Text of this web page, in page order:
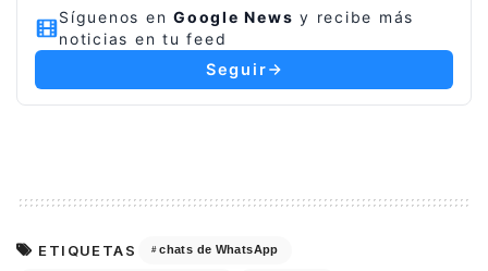
Síguenos en Google News y recibe más
noticias en tu feed
Seguir
ETIQUETAS chats de WhatsApp